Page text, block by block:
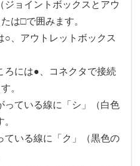
ョイントボックスとアウ
は□で囲みます。
、アウトレットボックス
には●、コネクタで接続
。
ている線に「シ」（白色
いる線に「ク」（黒色の